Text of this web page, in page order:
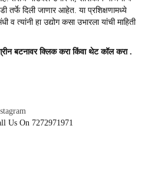
तर्फे दिली जाणार आहेत. या प्रशिक्षणामध्ये
व त्यांनी हा उद्योग कसा उभारला यांची माहिती
बटनावर क्लिक करा किंवा थेट कॉल करा .
Us On 7272971971